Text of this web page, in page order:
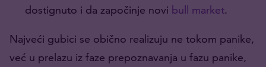
dostignuto i da započinje novi bull market.
Najveći gubici se obično realizuju ne tokom panike,
već u prelazu iz faze prepoznavanja u fazu panike,